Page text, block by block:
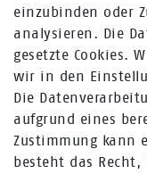
einzubinden oder
analysieren. Die
gesetzte Cookies.
wir in den
Die
aufgrund eines
Zustimmung kann
besteht das
Fragen zur
+49 (0) 241 / 95 78
Fragen zu
+49 (0) 2224 /
Zum